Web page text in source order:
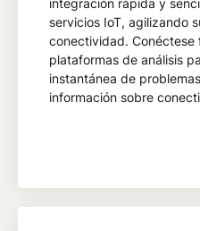
integración rápida y
servicios IoT, agilizando
conectividad. Conéctese
plataformas de análisis
instantánea de
información sobre